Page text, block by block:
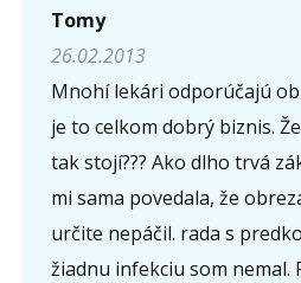
Tomy
26.02.2013
Mnohí lekári odporúčajú
je to celkom dobrý biznis.
tak stojí??? Ako dlho trvá
mi sama povedala, že
určite nepáčil. rada s
žiadnu infekciu som nemal.